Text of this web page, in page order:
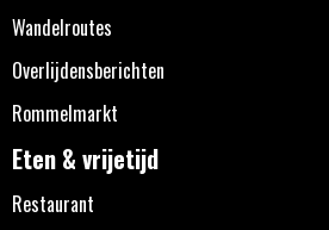
Wandelroutes
Overlijdensberichten
Rommelmarkt
Eten & vrijetijd
Restaurant